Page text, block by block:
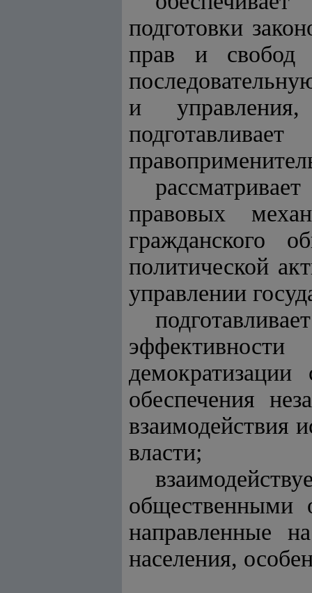
подготовки
прав и свобод
и управления,
правовых
гражданского
политической
управлении
обеспечения
взаимодействия
власти;
общественными
направленные
населения,